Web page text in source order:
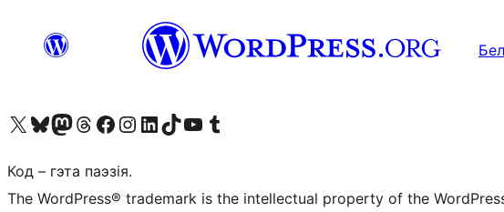
Наведайце наш акаўнт у X (былы Twitter)
Visit our Bluesky account
Visit our Mastodon account
Visit our Threads account
Наведаеце нашу старонку на Facebook
Наведайце наш Instagram
Наведайце нашу старонку ў LinkedIn
Visit our TikTok account
Наведайце наш YouTube каналVisit our Tumblr account
Код – гэта паэзія.
The WordPress® trademark is the intellectual property of the